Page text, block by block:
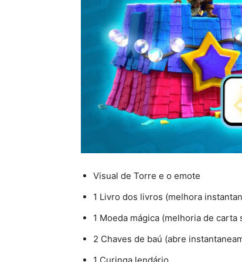
Visual de Torre e o emote
1 Livro dos livros (melhora
1 Moeda mágica (melhoria de carta
2 Chaves de baú (abre
1 Curinga lendário